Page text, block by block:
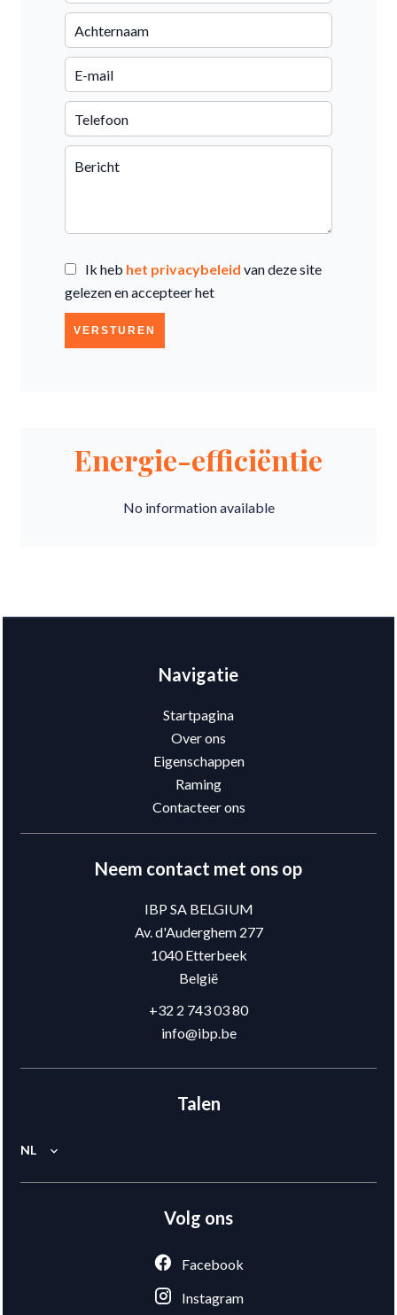
Ik heb het privacybeleid van deze site
gelezen en accepteer het
VERSTUREN
Energie-efficiëntie
No information available
Navigatie
Startpagina
Over ons
Eigenschappen
Raming
Contacteer ons
Neem contact met ons op
IBP SA BELGIUM
Av. d'Auderghem 277
1040Etterbeek
België
+32 2 743 03 80
info@ibp.be
Talen
NL
Volg ons
Facebook
Instagram